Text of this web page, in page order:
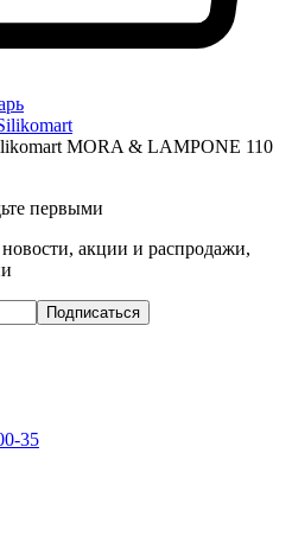
MORA & LAMPONE 110
первыми
акции и распродажи,
Подписаться
35